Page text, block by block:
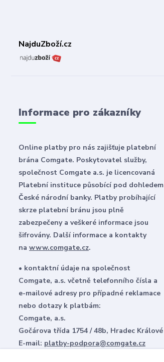
NajduZboží.cz
Informace pro zákazníky
Online platby pro nás zajišťuje platební
brána Comgate. Poskytovatel služby,
společnost Comgate a.s. je licencovaná
Platební instituce působící pod dohledem
České národní banky. Platby probíhající
skrze platební bránu jsou plně
zabezpečeny a veškeré informace jsou
šifrovány. Další informace a kontakty
na www.comgate.cz.
• kontaktní údaje na společnost
Comgate, a.s. včetně telefonního čísla a
e-mailové adresy pro případné reklamace
nebo dotazy k platbám:
Comgate, a.s.
Gočárova třída 1754 / 48b, Hradec Králové
E-mail: platby-podpora@comgate.cz